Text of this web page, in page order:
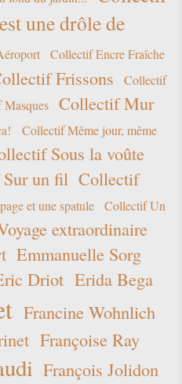
une drôle de
Collectif Encre Fraîche
Frissons
Collectif
Collectif Mur
Collectif Même jour, même
Sous la voûte
un fil Collectif
et une spatule
Collectif Un
extraordinaire
Emmanuelle Sorg
Driot Erida Bega
Francine Wohnlich
Françoise Ray
François Jolidon